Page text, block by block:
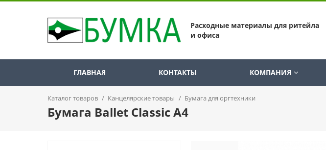
Расходные материалы для ритейла
и офиса
ГЛАВНАЯ КОНТАКТЫ КОМПАНИЯ
Каталог товаров / Канцелярские товары / Бумага для оргтехники
Бумага Ballet Classic А4